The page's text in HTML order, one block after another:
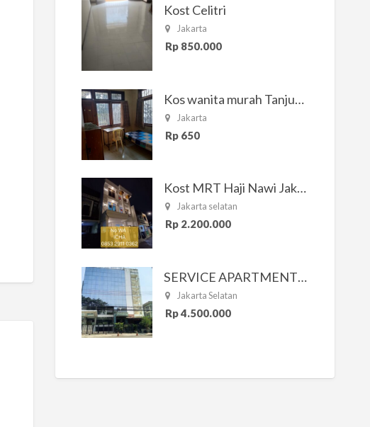
Kost Celitri
Jakarta
Rp 850.000
Kos wanita murah Tanjung Duren Jakarta Barat
Jakarta
Rp 650
Kost MRT Haji Nawi Jakarta Selatan
Jakarta selatan
Rp 2.200.000
SERVICE APARTMENT SOUTH RESIDENCE
Jakarta Selatan
Rp 4.500.000